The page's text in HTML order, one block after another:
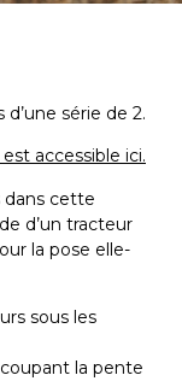
série de 2.
accessible ici.
dans cette
d’un tracteur
la pose elle-
sous les
la pente